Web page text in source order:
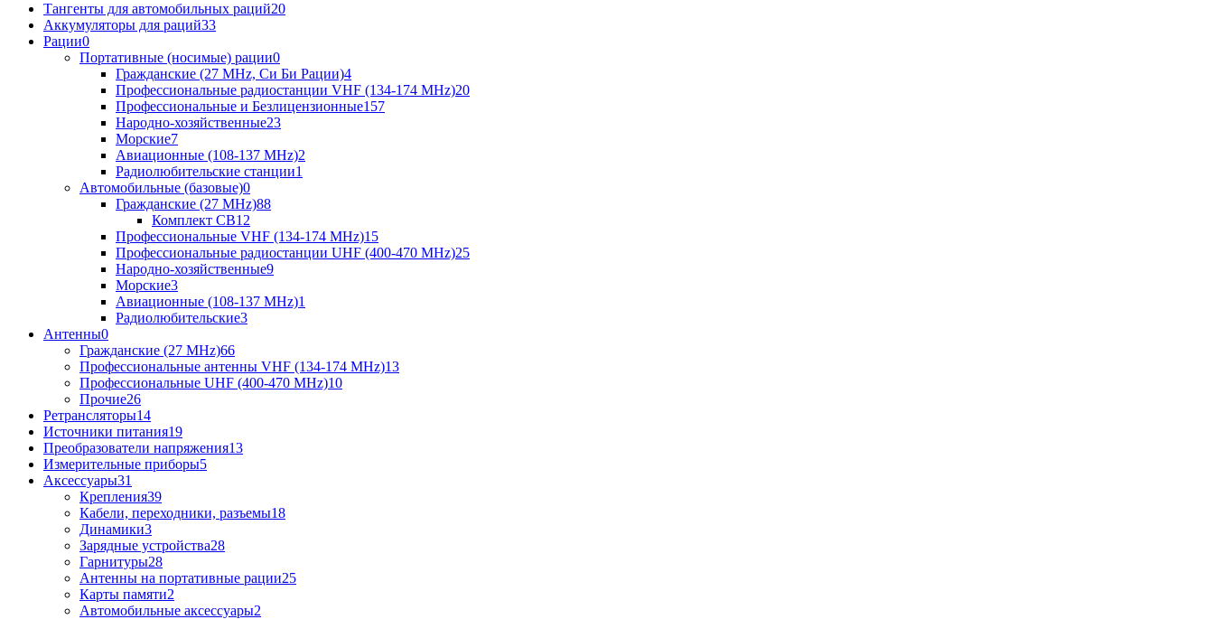
Тангенты для автомобильных раций20
Аккумуляторы для раций33
Рации0
Портативные (носимые) рации0
Гражданские (27 MHz, Си Би Рации)4
Профессиональные радиостанции VHF (134-174 MHz)20
Профессиональные и Безлицензионные157
Народно-хозяйственные23
Морские7
Авиационные (108-137 MHz)2
Радиолюбительские станции1
Автомобильные (базовые)0
Гражданские (27 MHz)88
Комплект CB12
Профессиональные VHF (134-174 MHz)15
Профессиональные радиостанции UHF (400-470 MHz)25
Народно-хозяйственные9
Морские3
Авиационные (108-137 MHz)1
Радиолюбительские3
Антенны0
Гражданские (27 MHz)66
Профессиональные антенны VHF (134-174 MHz)13
Профессиональные UHF (400-470 MHz)10
Прочие26
Ретрансляторы14
Источники питания19
Преобразователи напряжения13
Измерительные приборы5
Аксессуары31
Крепления39
Кабели, переходники, разъемы18
Динамики3
Зарядные устройства28
Гарнитуры28
Антенны на портативные рации25
Карты памяти2
Автомобильные аксессуары2